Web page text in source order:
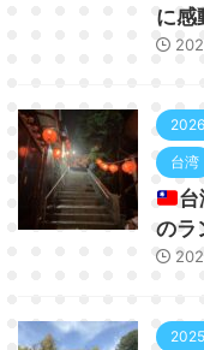
に感
台湾
のラ